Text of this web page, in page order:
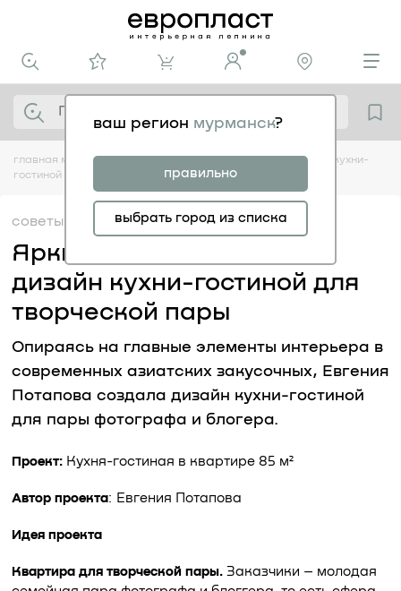
ваш регион мурманск?
правильно
выбрать город из списка
главная медиацентр советы яркий и современный дизайн кухни-
гостиной для творческой пары
советы 24.05
Яркий и современный
дизайн кухни-гостиной для
творческой пары
Опираясь на главные элементы интерьера в
современных азиатских закусочных, Евгения
Потапова создала дизайн кухни-гостиной
для пары фотографа и блогера.
Проект: Кухня-гостиная в квартире 85 м²
Автор проекта: Евгения Потапова
Идея проекта
Квартира для творческой пары. Заказчики – молодая